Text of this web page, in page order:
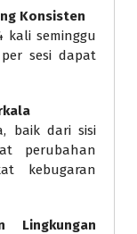
Konsisten
kali seminggu
sesi dapat
baik dari sisi
perubahan
kebugaran
Lingkungan